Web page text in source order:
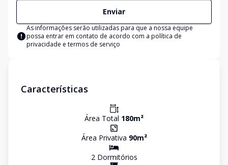
Enviar
As informações serão utilizadas para que a nossa equipe
possa entrar em contato de acordo com a política de
privacidade e termos de serviço
Características
Área Total 180m²
Área Privativa 90m²
2Dormitórios